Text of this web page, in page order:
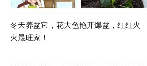
冬天养盆它，花大色艳开爆盆，红红火
火最旺家！